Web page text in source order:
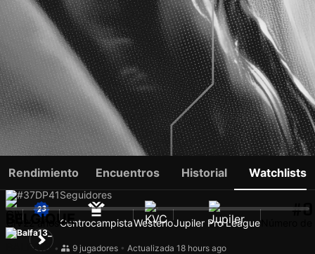
IBRAHIM FOFANA
#37DP41Seguidores
CentrocampistaWesterloJupiler Pro League
#0
Rendimiento Encuentros Historial Watchlists
BELGIQUE
Balfa13_
•
9 jugadores • Actualizada 18 hours ago